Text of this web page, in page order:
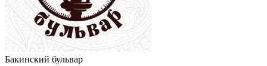
Бакинский бульвар